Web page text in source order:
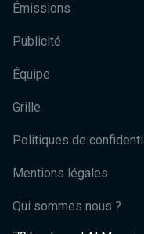
Émissions
Publicité
Équipe
Grille
Politiques de
Mentions légales
Qui sommes nous ?